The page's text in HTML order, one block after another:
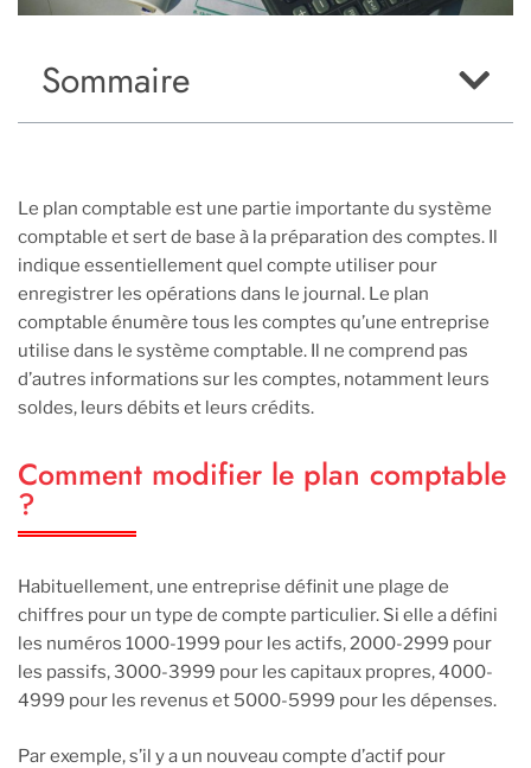
Sommaire
Le plan comptable est une partie importante du système
comptable et sert de base à la préparation des comptes. Il
indique essentiellement quel compte utiliser pour
enregistrer les opérations dans le journal. Le plan
comptable énumère tous les comptes qu’une entreprise
utilise dans le système comptable. Il ne comprend pas
d’autres informations sur les comptes, notamment leurs
soldes, leurs débits et leurs crédits.
Comment modifier le plan comptable
?
Habituellement, une entreprise définit une plage de
chiffres pour un type de compte particulier. Si elle a défini
les numéros 1000-1999 pour les actifs, 2000-2999 pour
les passifs, 3000-3999 pour les capitaux propres, 4000-
4999 pour les revenus et 5000-5999 pour les dépenses.
Par exemple, s’il y a un nouveau compte d’actif pour